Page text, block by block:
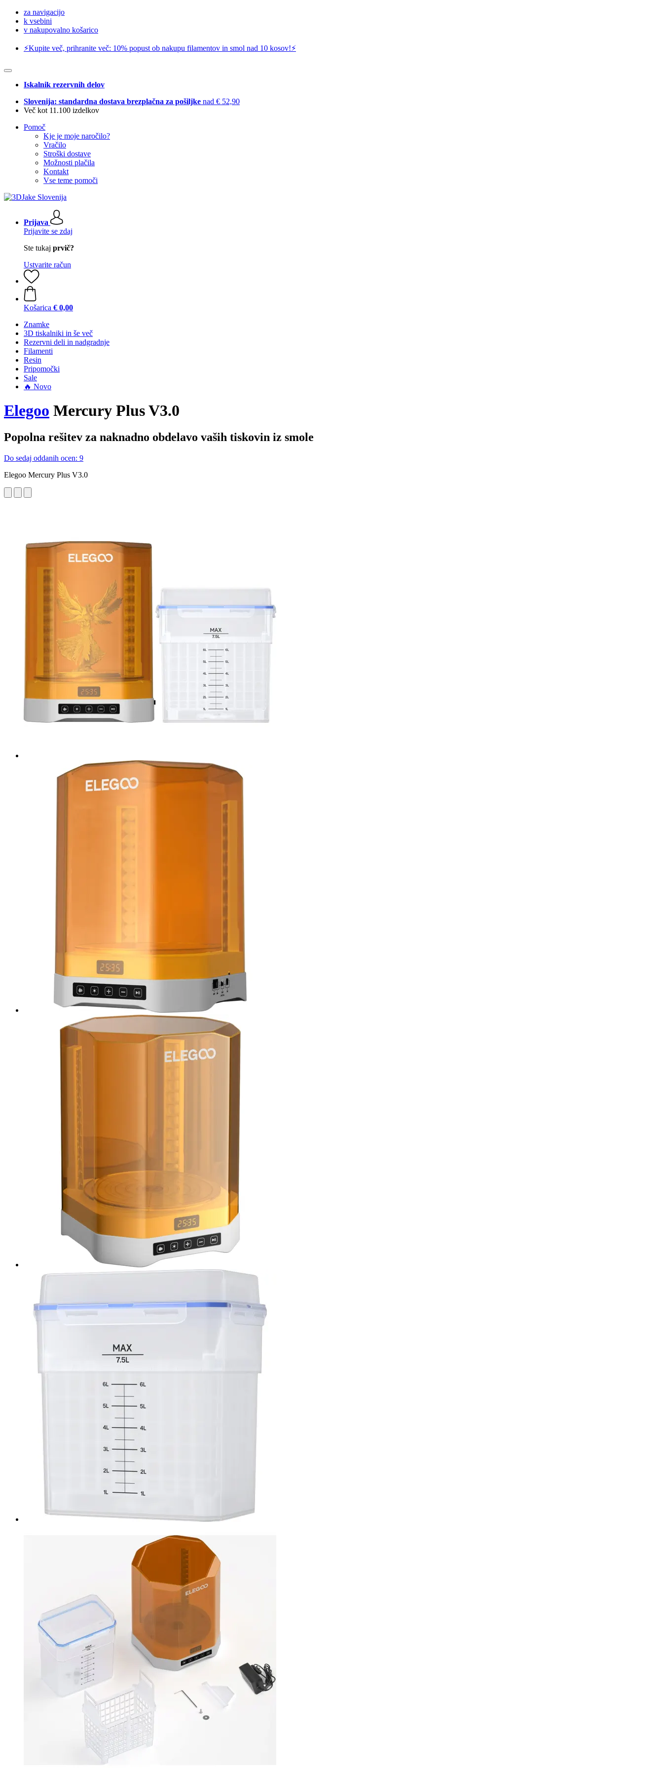
za navigacijo
k vsebini
v nakupovalno košarico
⚡️Kupite več, prihranite več: 10% popust ob nakupu filamentov in smol nad 10 kosov!⚡️
Iskalnik rezervnih delov
Slovenija: standardna dostava brezplačna za pošiljke nad € 52,90
Več kot 11.100 izdelkov
Pomoč
Kje je moje naročilo?
Vračilo
Stroški dostave
Možnosti plačila
Kontakt
Vse teme pomoči
Prijava
Prijavite se zdaj
Ste tukaj prvič?
Ustvarite račun
Košarica € 0,00
Znamke
3D tiskalniki in še več
Rezervni deli in nadgradnje
Filamenti
Resin
Pripomočki
Sale
🔥 Novo
Elegoo Mercury Plus V3.0
Popolna rešitev za naknadno obdelavo vaših tiskovin iz smole
Do sedaj oddanih ocen: 9
Elegoo Mercury Plus V3.0